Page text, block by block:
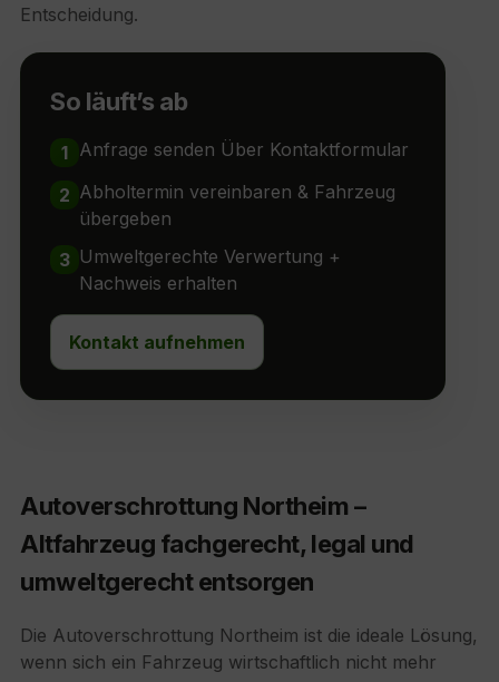
Entscheidung.
So läuft’s ab
1 Anfrage senden Über Kontaktformular
2 Abholtermin vereinbaren & Fahrzeug
übergeben
3 Umweltgerechte Verwertung +
Nachweis erhalten
Kontakt aufnehmen
Autoverschrottung Northeim –
Altfahrzeug fachgerecht, legal und
umweltgerecht entsorgen
Die Autoverschrottung Northeim ist die ideale Lösung,
wenn sich ein Fahrzeug wirtschaftlich nicht mehr